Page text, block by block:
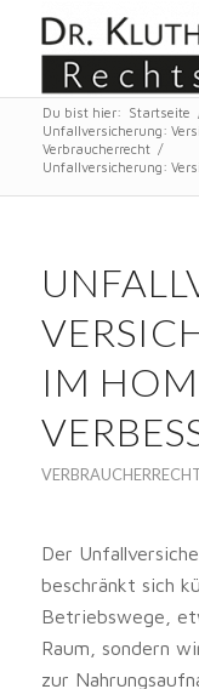
Du bist hier: Startseite
Unfallversicherung:
Verbraucherrecht /
Unfallversicherung:
IM
Der
beschränkt sich
Betriebswege,
Raum, sondern
zur